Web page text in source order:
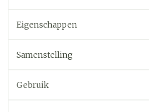
Eigenschappen
Samenstelling
Gebruik